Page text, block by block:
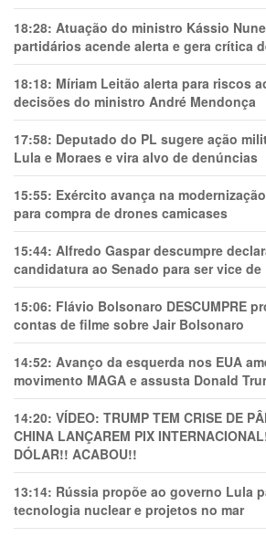
18:28: Atuação do ministro Kássio
partidários acende alerta e gera crítica
18:18: Míriam Leitão alerta para riscos
decisões do ministro André Mendonça
17:58: Deputado do PL sugere ação
Lula e Moraes e vira alvo de denúncias
15:55: Exército avança na
para compra de drones camicases
15:44: Alfredo Gaspar descumpre
candidatura ao Senado para ser vice
15:06: Flávio Bolsonaro DESCUMPRE
contas de filme sobre Jair Bolsonaro
14:52: Avanço da esquerda nos EUA
movimento MAGA e assusta Donald
14:20: VÍDEO: TRUMP TEM CRlSE DE
CHINA LANÇAREM PIX
DÓLAR!! ACABOU!!
13:14: Rússia propõe ao governo Lula
tecnologia nuclear e projetos no mar